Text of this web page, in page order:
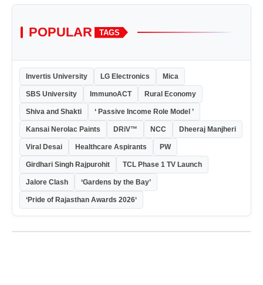
POPULAR TAGS
Invertis University LG Electronics Mica
SBS University ImmunoACT Rural Economy
Shiva and Shakti ‘ Passive Income Role Model ’
Kansai Nerolac Paints DRiV™ NCC Dheeraj Manjheri
Viral Desai Healthcare Aspirants PW
Girdhari Singh Rajpurohit TCL Phase 1 TV Launch
Jalore Clash ‘Gardens by the Bay’
‘Pride of Rajasthan Awards 2026‘